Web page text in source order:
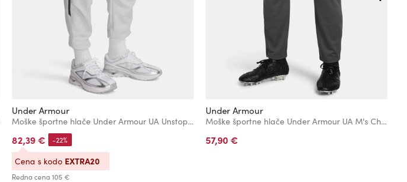
Under Armour
Moške športne hlače Under Armour UA Unstoppable Cargo Pant
82,39 €
Redna cena105 €
-22%
Cena s kodo EXTRA20
Under Armour
Moške športne hlače Under Armour UA M's Ch. Pique Pant
57,90 €